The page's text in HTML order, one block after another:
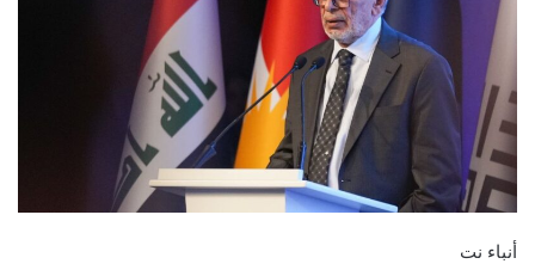
أنباء نت